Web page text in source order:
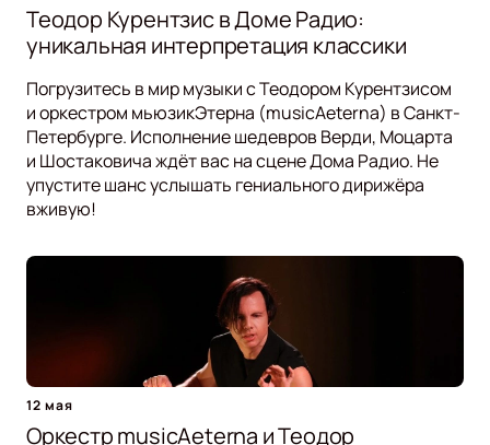
Теодор Курентзис в Доме Радио:
уникальная интерпретация классики
Погрузитесь в мир музыки с Теодором Курентзисом
и оркестром мьюзикЭтерна (musicAeterna) в Санкт-
Петербурге. Исполнение шедевров Верди, Моцарта
и Шостаковича ждёт вас на сцене Дома Радио. Не
упустите шанс услышать гениального дирижёра
вживую!
12 мая
Оркестр musicAeterna и Теодор